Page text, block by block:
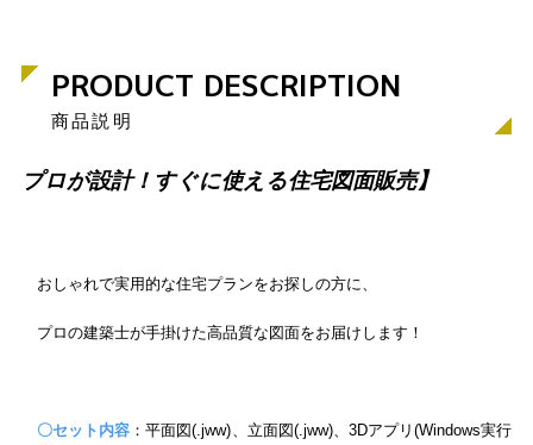
PRODUCT DESCRIPTION
商品説明
プロが設計！すぐに使える住宅図面販売】
おしゃれで実用的な住宅プランをお探しの方に、
プロの建築士が手掛けた高品質な図面をお届けします！
〇セット内容 ：平面図(.jww)、立面図(.jww)、3Dアプリ(Windows実行